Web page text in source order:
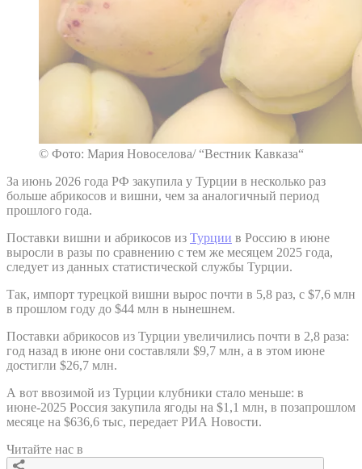
© Фото: Мария Новоселова/ “Вестник Кавказа“
За июнь 2026 года РФ закупила у Турции в несколько раз
больше абрикосов и вишни, чем за аналогичный период
прошлого года.
Поставки вишни и абрикосов из Турции в Россию в июне
выросли в разы по сравнению с тем же месяцем 2025 года,
следует из данных статистической службы Турции.
Так, импорт турецкой вишни вырос почти в 5,8 раз, с $7,6 млн
в прошлом году до $44 млн в нынешнем.
Поставки абрикосов из Турции увеличились почти в 2,8 раза:
год назад в июне они составляли $9,7 млн, а в этом июне
достигли $26,7 млн.
А вот ввозимой из Турции клубники стало меньше: в
июне-2025 Россия закупила ягоды на $1,1 млн, в позапрошлом
месяце на $636,6 тыс, передает РИА Новости.
Читайте нас в